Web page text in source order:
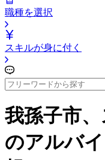
職種を選択
スキルが身に付く
我孫子市
のアルバ